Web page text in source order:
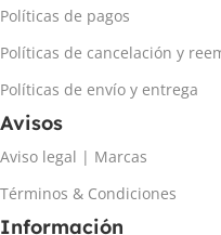
Políticas de pagos
Políticas de cancelación y
Políticas de envío y entrega
Avisos
Aviso legal | Marcas
Términos & Condiciones
Información